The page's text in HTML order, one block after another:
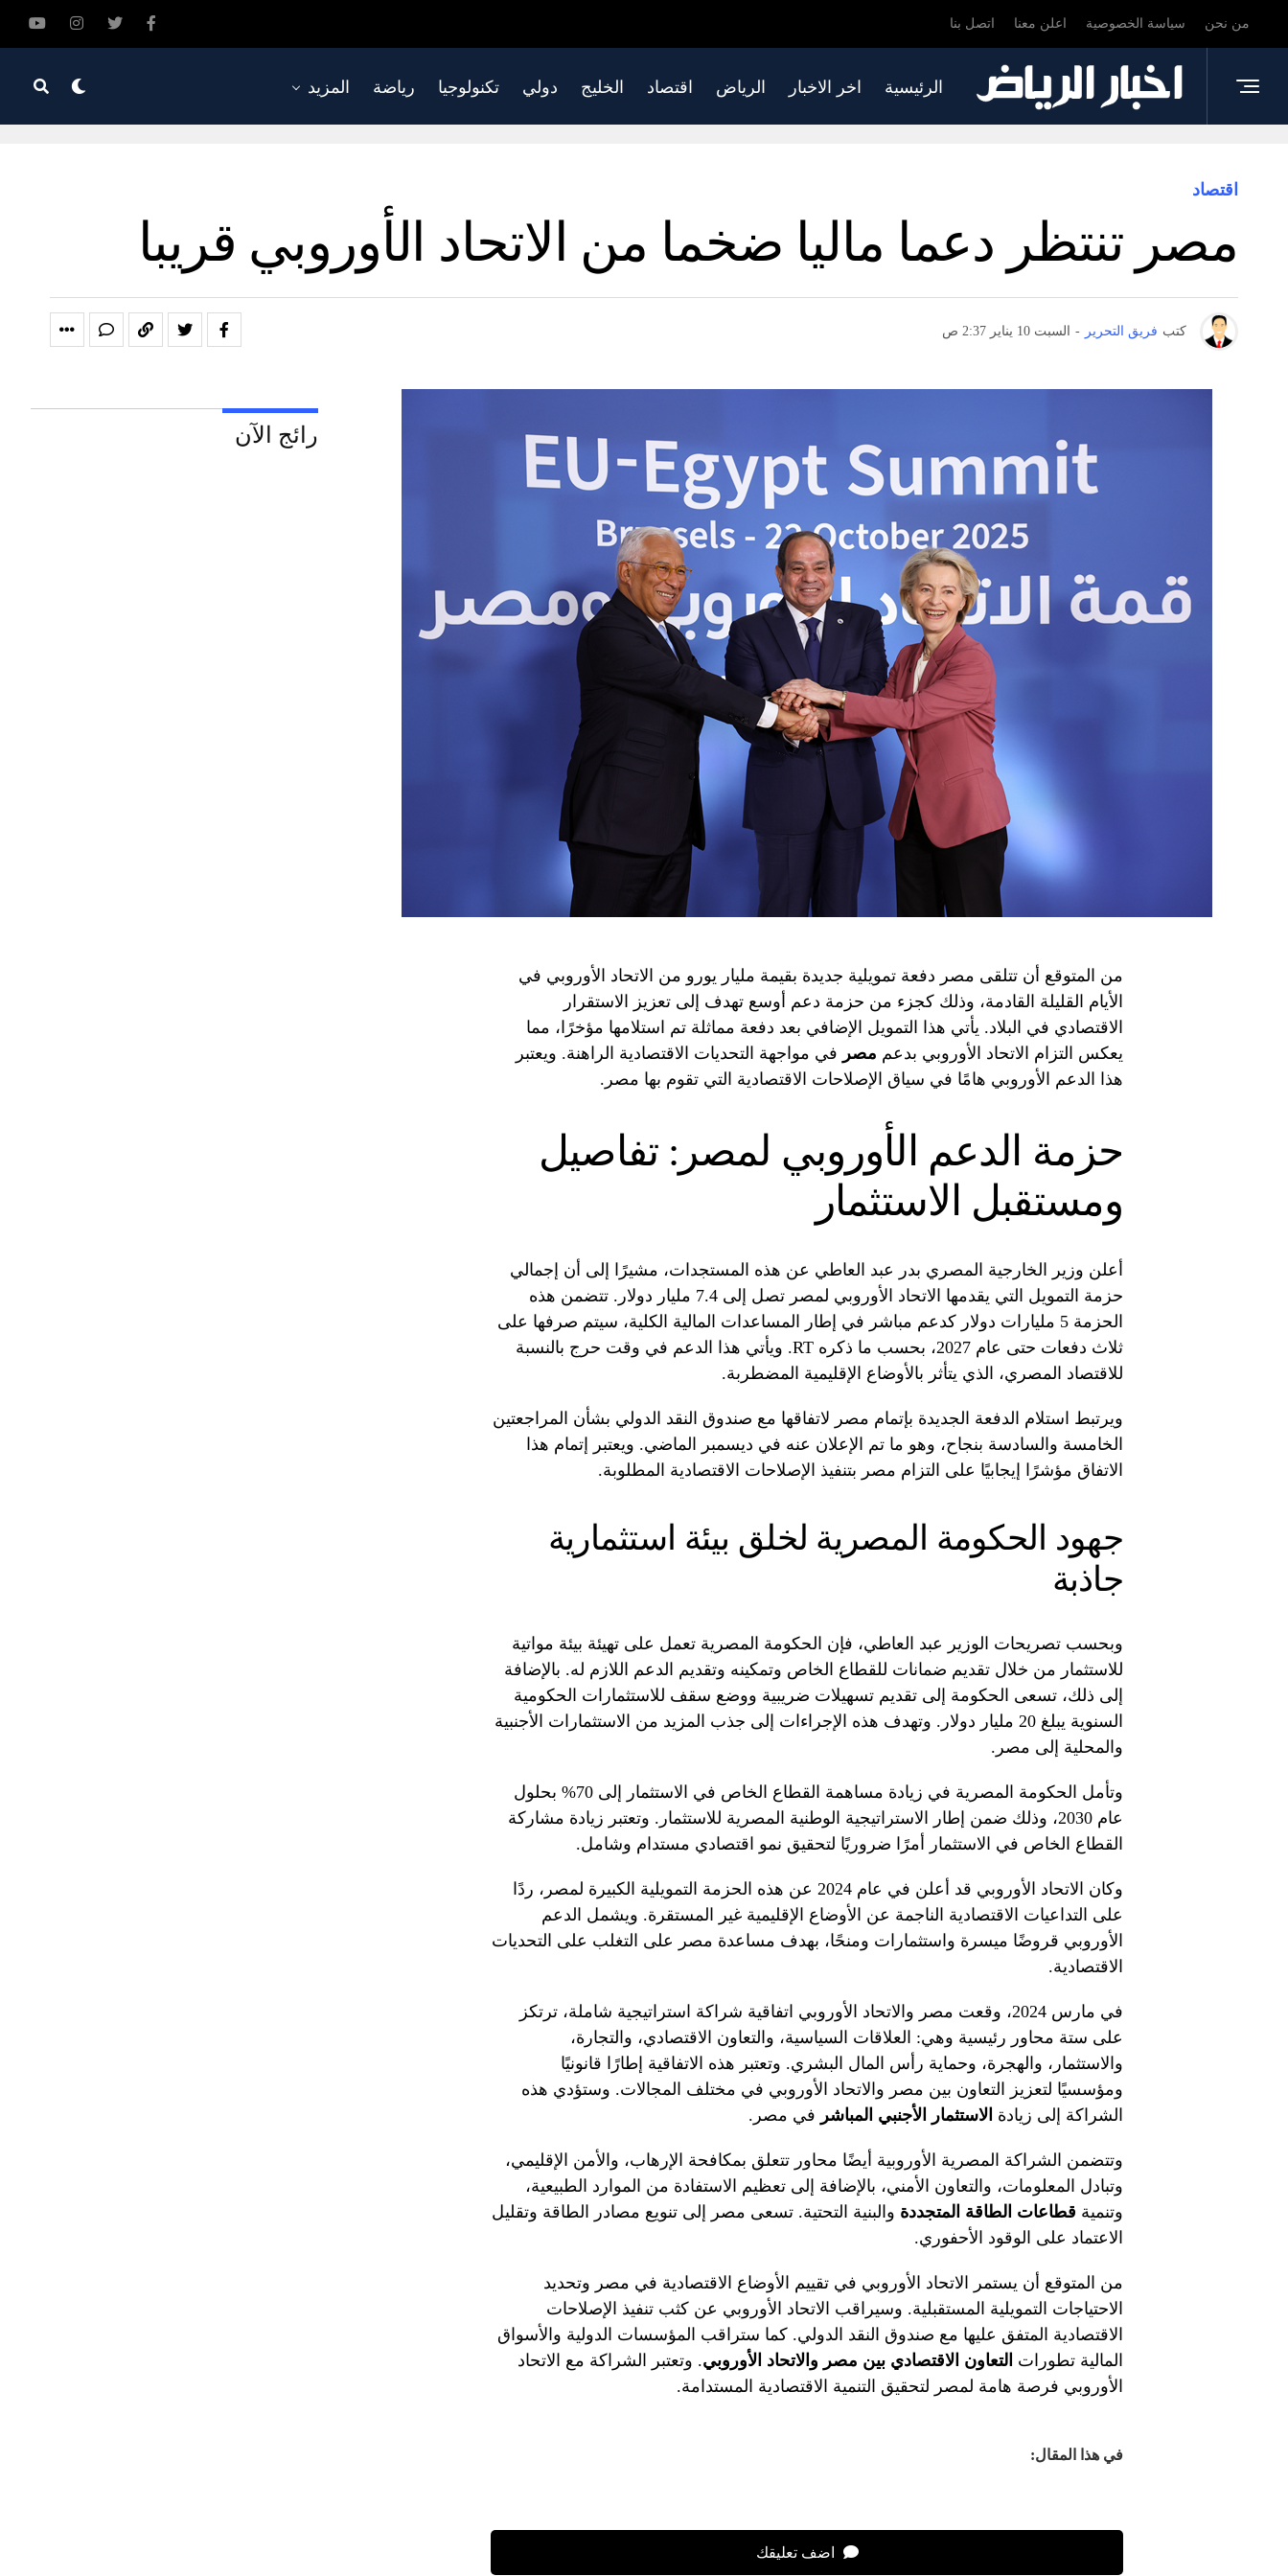
من نحن سياسة الخصوصية اعلن معنا اتصل بنا
الرئيسية اخر الاخبار الرياض اقتصاد الخليج دولي تكنولوجيا رياضة المزيد
اقتصاد
مصر تنتظر دعما ماليا ضخما من الاتحاد الأوروبي قريبا
كتب فريق التحرير - السبت 10 يناير 2:37 ص
من المتوقع أن تتلقى مصر دفعة تمويلية جديدة بقيمة مليار يورو من الاتحاد الأوروبي في
الأيام القليلة القادمة، وذلك كجزء من حزمة دعم أوسع تهدف إلى تعزيز الاستقرار
الاقتصادي في البلاد. يأتي هذا التمويل الإضافي بعد دفعة مماثلة تم استلامها مؤخرًا، مما
يعكس التزام الاتحاد الأوروبي بدعم مصر في مواجهة التحديات الاقتصادية الراهنة. ويعتبر
هذا الدعم الأوروبي هامًا في سياق الإصلاحات الاقتصادية التي تقوم بها مصر.
حزمة الدعم الأوروبي لمصر: تفاصيل
ومستقبل الاستثمار
أعلن وزير الخارجية المصري بدر عبد العاطي عن هذه المستجدات، مشيرًا إلى أن إجمالي
حزمة التمويل التي يقدمها الاتحاد الأوروبي لمصر تصل إلى 7.4 مليار دولار. تتضمن هذه
الحزمة 5 مليارات دولار كدعم مباشر في إطار المساعدات المالية الكلية، سيتم صرفها على
ثلاث دفعات حتى عام 2027، بحسب ما ذكره RT. ويأتي هذا الدعم في وقت حرج بالنسبة
للاقتصاد المصري، الذي يتأثر بالأوضاع الإقليمية المضطربة.
ويرتبط استلام الدفعة الجديدة بإتمام مصر لاتفاقها مع صندوق النقد الدولي بشأن المراجعتين
الخامسة والسادسة بنجاح، وهو ما تم الإعلان عنه في ديسمبر الماضي. ويعتبر إتمام هذا
الاتفاق مؤشرًا إيجابيًا على التزام مصر بتنفيذ الإصلاحات الاقتصادية المطلوبة.
جهود الحكومة المصرية لخلق بيئة استثمارية
جاذبة
وبحسب تصريحات الوزير عبد العاطي، فإن الحكومة المصرية تعمل على تهيئة بيئة مواتية
للاستثمار من خلال تقديم ضمانات للقطاع الخاص وتمكينه وتقديم الدعم اللازم له. بالإضافة
إلى ذلك، تسعى الحكومة إلى تقديم تسهيلات ضريبية ووضع سقف للاستثمارات الحكومية
السنوية يبلغ 20 مليار دولار. وتهدف هذه الإجراءات إلى جذب المزيد من الاستثمارات الأجنبية
والمحلية إلى مصر.
وتأمل الحكومة المصرية في زيادة مساهمة القطاع الخاص في الاستثمار إلى 70% بحلول
عام 2030، وذلك ضمن إطار الاستراتيجية الوطنية المصرية للاستثمار. وتعتبر زيادة مشاركة
القطاع الخاص في الاستثمار أمرًا ضروريًا لتحقيق نمو اقتصادي مستدام وشامل.
وكان الاتحاد الأوروبي قد أعلن في عام 2024 عن هذه الحزمة التمويلية الكبيرة لمصر، ردًا
على التداعيات الاقتصادية الناجمة عن الأوضاع الإقليمية غير المستقرة. ويشمل الدعم
الأوروبي قروضًا ميسرة واستثمارات ومنحًا، بهدف مساعدة مصر على التغلب على التحديات
الاقتصادية.
في مارس 2024، وقعت مصر والاتحاد الأوروبي اتفاقية شراكة استراتيجية شاملة، ترتكز
على ستة محاور رئيسية وهي: العلاقات السياسية، والتعاون الاقتصادي، والتجارة،
والاستثمار، والهجرة، وحماية رأس المال البشري. وتعتبر هذه الاتفاقية إطارًا قانونيًا
ومؤسسيًا لتعزيز التعاون بين مصر والاتحاد الأوروبي في مختلف المجالات. وستؤدي هذه
الشراكة إلى زيادة الاستثمار الأجنبي المباشر في مصر.
وتتضمن الشراكة المصرية الأوروبية أيضًا محاور تتعلق بمكافحة الإرهاب، والأمن الإقليمي،
وتبادل المعلومات، والتعاون الأمني، بالإضافة إلى تعظيم الاستفادة من الموارد الطبيعية،
وتنمية قطاعات الطاقة المتجددة والبنية التحتية. تسعى مصر إلى تنويع مصادر الطاقة وتقليل
الاعتماد على الوقود الأحفوري.
من المتوقع أن يستمر الاتحاد الأوروبي في تقييم الأوضاع الاقتصادية في مصر وتحديد
الاحتياجات التمويلية المستقبلية. وسيراقب الاتحاد الأوروبي عن كثب تنفيذ الإصلاحات
الاقتصادية المتفق عليها مع صندوق النقد الدولي. كما ستراقب المؤسسات الدولية والأسواق
المالية تطورات التعاون الاقتصادي بين مصر والاتحاد الأوروبي. وتعتبر الشراكة مع الاتحاد
الأوروبي فرصة هامة لمصر لتحقيق التنمية الاقتصادية المستدامة.
في هذا المقال:
اضف تعليقك
رائج الآن